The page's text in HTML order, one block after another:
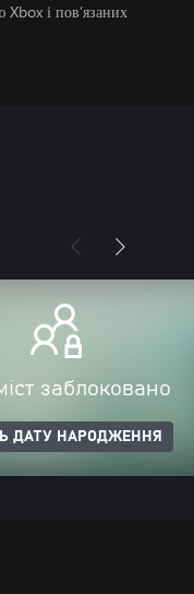
Xbox і пов’язаних
заблоковано
ДАТУ НАРОДЖЕННЯ